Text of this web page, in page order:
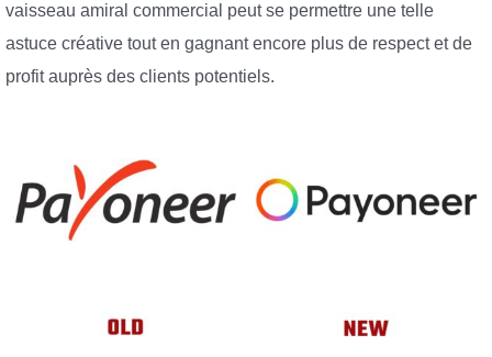
vaisseau amiral commercial peut se permettre une telle
astuce créative tout en gagnant encore plus de respect et de
profit auprès des clients potentiels.